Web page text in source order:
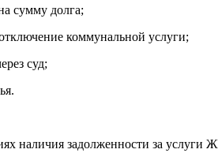
сумму долга;
коммунальной услуги;
суд;
наличия задолженности за услуги